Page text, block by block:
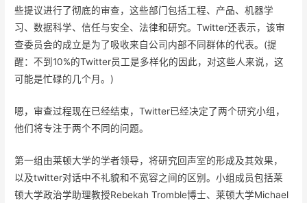
些提议进行了彻底的审查，这些部门包括工程、产品、机器学
习、数据科学、信任与安全、法律和研究。Twitter还表示，该审
查委员会的成立是为了吸收来自公司内部不同群体的代表。(提
醒：不到10%的Twitter员工是多样化的因此，对这些人来说，这
可能是忙碌的几个月。)
嗯，审查过程现在已经结束，Twitter已经决定了两个研究小组，
他们将专注于两个不同的问题。
第一组由莱顿大学的学者领导，将研究回声室的形成及其效果，
以及twitter对话中不礼貌和不宽容之间的区别。小组成员包括莱
顿大学政治学助理教授Rebekah Tromble博士、莱顿大学Michael